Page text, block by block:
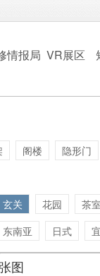
情报局 VR展区
阁楼 隐形门
玄关 花园 茶室
东南亚 日式
图